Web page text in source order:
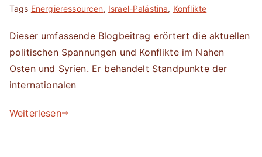
Tags Energieressourcen, Israel-Palästina, Konflikte
Dieser umfassende Blogbeitrag erörtert die aktuellen
politischen Spannungen und Konflikte im Nahen
Osten und Syrien. Er behandelt Standpunkte der
internationalen
Weiterlesen